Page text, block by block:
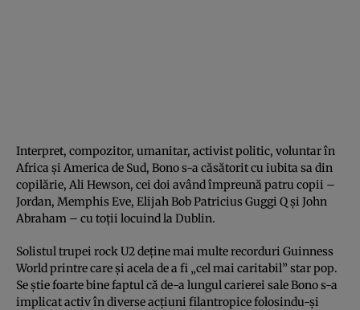
Interpret, compozitor, umanitar, activist politic, voluntar în
Africa și America de Sud, Bono s-a căsătorit cu iubita sa din
copilărie, Ali Hewson, cei doi având împreună patru copii –
Jordan, Memphis Eve, Elijah Bob Patricius Guggi Q și John
Abraham – cu toții locuind la Dublin.
Solistul trupei rock U2 deține mai multe recorduri Guinness
World printre care și acela de a fi „cel mai caritabil” star pop.
Se știe foarte bine faptul că de-a lungul carierei sale Bono s-a
implicat activ în diverse acțiuni filantropice folosindu-și